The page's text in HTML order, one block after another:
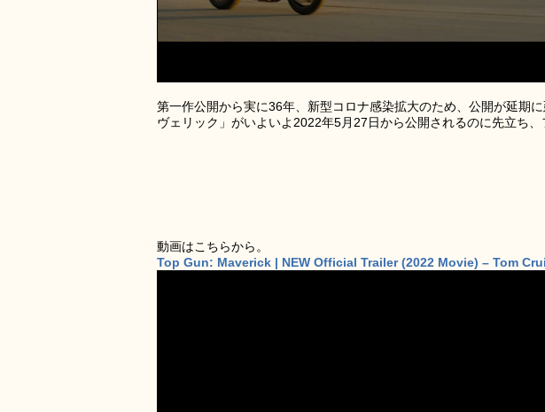
第一作公開から実に36年、新型コロナ感染拡大のため、公開が延期
ヴェリック」がいよいよ2022年5月27日から公開されるのに先立ち、
動画はこちらから。
Top Gun: Maverick | NEW Official Trailer (2022 Movie) – Tom